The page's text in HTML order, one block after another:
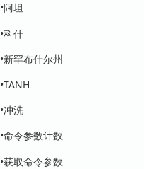
•阿坦
•科什
•新罕布什尔州
•TANH
•冲洗
•命令参数计数
•获取命令参数